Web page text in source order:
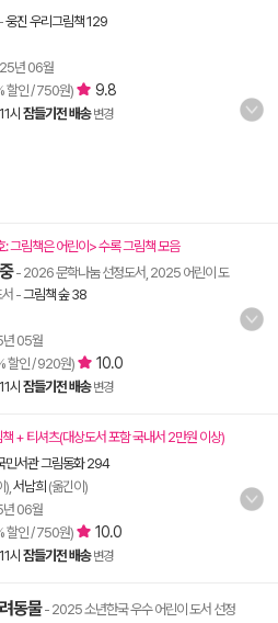
웅진 우리그림책 129
년 06월
할인 / 750원) 9.8
시 잠들기전 배송 변경
그림책은 어린이> 수록 그림책 모음
- 2026 문학나눔 선정도서, 2025 어린이 도
-그림책 숲 38
05월
할인 / 920원) 10.0
시 잠들기전 배송 변경
+ 티셔츠(대상도서 포함 국내서 2만원 이상)
민서관 그림동화 294
서남희 (옮긴이)
06월
할인 / 750원) 10.0
시 잠들기전 배송 변경
동물- 2025 소년한국 우수 어린이 도서 선정